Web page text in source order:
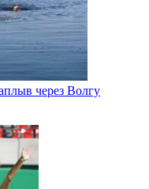
через Волгу